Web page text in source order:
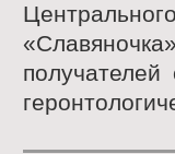
получателей